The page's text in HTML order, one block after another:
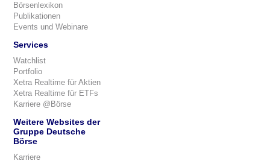
Börsenlexikon
Publikationen
Events und Webinare
Services
Watchlist
Portfolio
Xetra Realtime für Aktien
Xetra Realtime für ETFs
Karriere @Börse
Weitere Websites der
Gruppe Deutsche
Börse
Karriere